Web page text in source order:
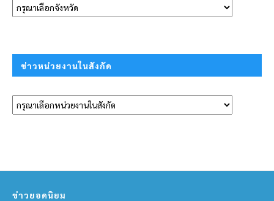
ข่าวหน่วยงานในสังกัด
ข่าวยอดนิยม